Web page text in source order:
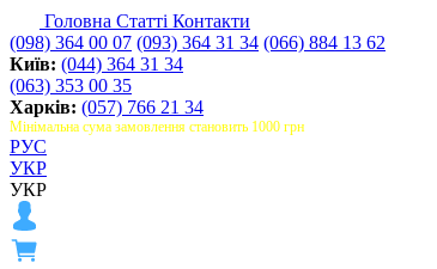
Головна Статті Контакти
(098) 364 00 07 (093) 364 31 34 (066) 884 13 62
Київ: (044) 364 31 34
(063) 353 00 35
Харків: (057) 766 21 34
Мінімальна сума замовлення становить 1000 грн
РУС
УКР
УКР